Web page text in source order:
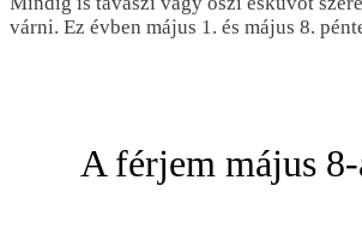
várni. Ez évben május 1. és május 8.
A férjem május 8-